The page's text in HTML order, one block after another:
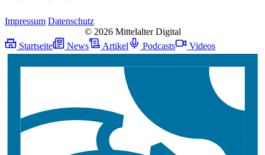
Impressum Datenschutz
© 2026 Mittelalter Digital
Startseite
News Artikel Podcasts Videos